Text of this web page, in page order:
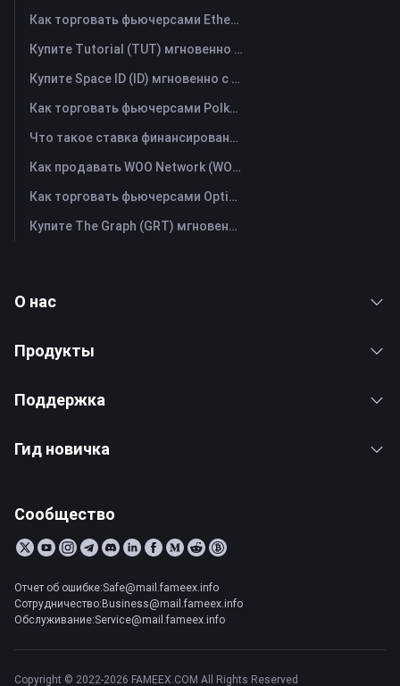
Как торговать фьючерсами Ethena (ENA): Полное руководство для начинающих
Купите Tutorial (TUT) мгновенно с помощью кредитной или дебетовой карты
Купите Space ID (ID) мгновенно с помощью кредитной или дебетовой карты
Как торговать фьючерсами Polkadot (DOT): Полное руководство для начинающих
Что такое ставка финансирования? Понимание рыночных сигналов и распространённых злоупотреблений
Как продавать WOO Network (WOO)? | FameEX
Как торговать фьючерсами Optimism (OP): Полное руководство для начинающих
Купите The Graph (GRT) мгновенно с помощью кредитной или дебетовой карты
О нас
Продукты
Поддержка
Гид новичка
Сообщество
Отчет об ошибке:Safe@mail.fameex.info
Сотрудничество:Business@mail.fameex.info
Обслуживание:Service@mail.fameex.info
Copyright © 2022-2026 FAMEEX.COM All Rights Reserved